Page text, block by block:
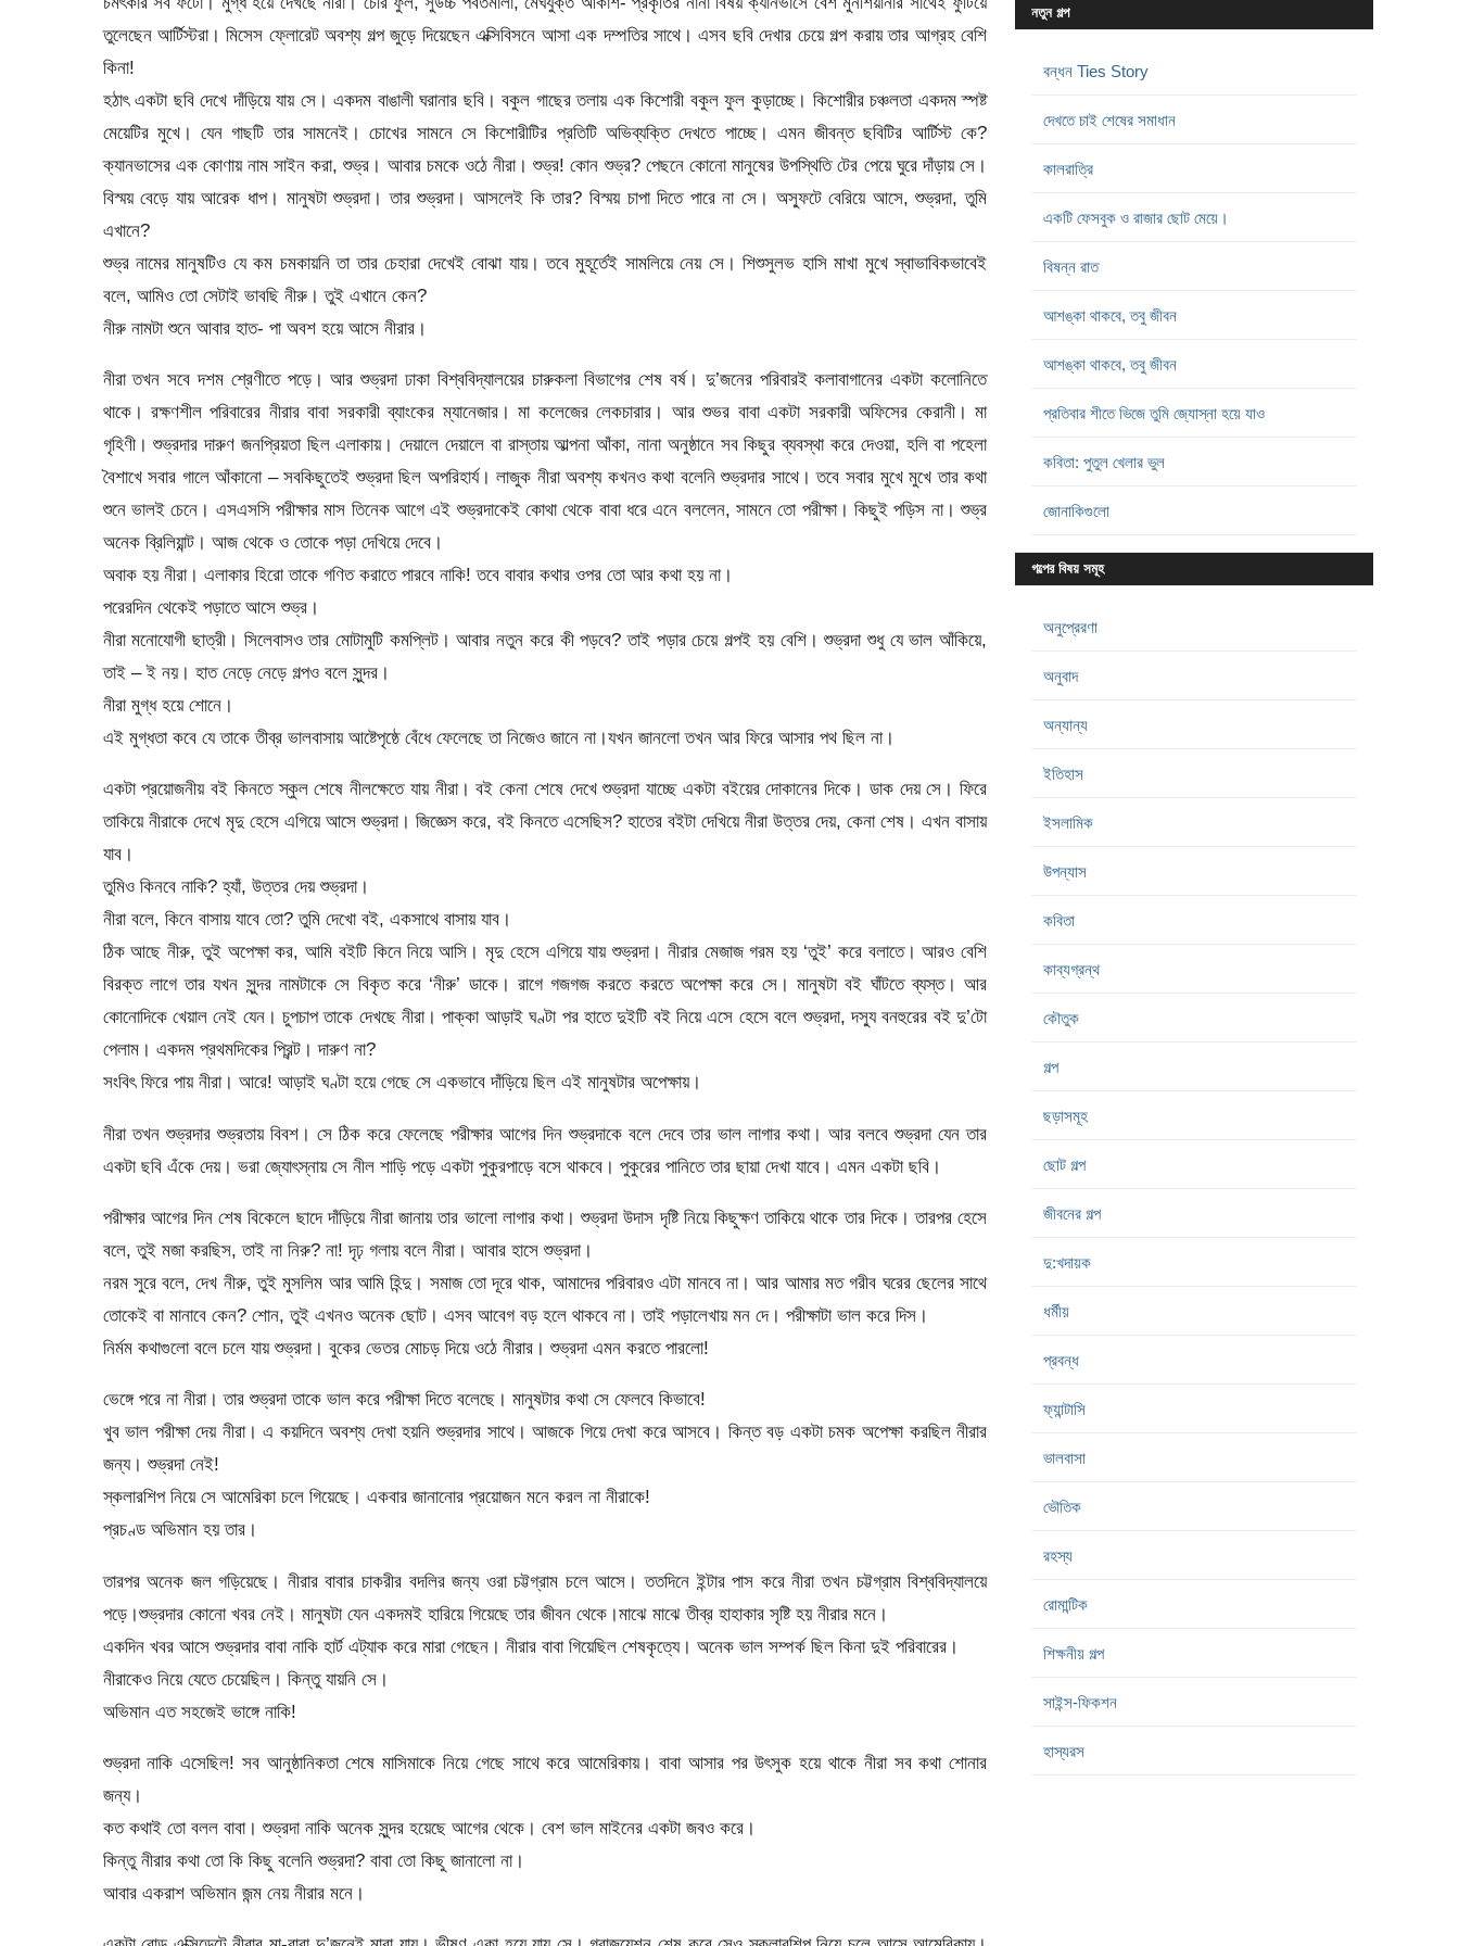
তুলেছেন আর্টিস্টরা। মিসেস ফ্লোরেট অবশ্য গল্প জুড়ে দিয়েছেন এক্সিবিসনে আসা এক দম্পতির সাথে। এসব ছবি দেখার চেয়ে গল্প করায় তার আগ্রহ বেশি
কিনা!
হঠাৎ একটা ছবি দেখে দাঁড়িয়ে যায় সে। একদম বাঙালী ঘরানার ছবি। বকুল গাছের তলায় এক কিশোরী বকুল ফুল কুড়াচ্ছে। কিশোরীর চঞ্চলতা একদম স্পষ্ট
মেয়েটির মুখে। যেন গাছটি তার সামনেই। চোখের সামনে সে কিশোরীটির প্রতিটি অভিব্যক্তি দেখতে পাচ্ছে। এমন জীবন্ত ছবিটির আর্টিস্ট কে?
ক্যানভাসের এক কোণায় নাম সাইন করা, শুভ্র। আবার চমকে ওঠে নীরা। শুভ্র! কোন শুভ্র? পেছনে কোনো মানুষের উপস্থিতি টের পেয়ে ঘুরে দাঁড়ায় সে।
বিস্ময় বেড়ে যায় আরেক ধাপ। মানুষটা শুভ্রদা। তার শুভ্রদা। আসলেই কি তার? বিস্ময় চাপা দিতে পারে না সে। অস্ফুটে বেরিয়ে আসে, শুভ্রদা, তুমি
এখানে?
শুভ্র নামের মানুষটিও যে কম চমকায়নি তা তার চেহারা দেখেই বোঝা যায়। তবে মুহূর্তেই সামলিয়ে নেয় সে। শিশুসুলভ হাসি মাখা মুখে স্বাভাবিকভাবেই
বলে, আমিও তো সেটাই ভাবছি নীরু। তুই এখানে কেন?
নীরু নামটা শুনে আবার হাত- পা অবশ হয়ে আসে নীরার।
নীরা তখন সবে দশম শ্রেণীতে পড়ে। আর শুভ্রদা ঢাকা বিশ্ববিদ্যালয়ের চারুকলা বিভাগের শেষ বর্ষ। দু’জনের পরিবারই কলাবাগানের একটা কলোনিতে
থাকে। রক্ষণশীল পরিবারের নীরার বাবা সরকারী ব্যাংকের ম্যানেজার। মা কলেজের লেকচারার। আর শুভর বাবা একটা সরকারী অফিসের কেরানী। মা
গৃহিণী। শুভ্রদার দারুণ জনপ্রিয়তা ছিল এলাকায়। দেয়ালে দেয়ালে বা রাস্তায় আল্পনা আঁকা, নানা অনুষ্ঠানে সব কিছুর ব্যবস্থা করে দেওয়া, হলি বা পহেলা
বৈশাখে সবার গালে আঁকানো – সবকিছুতেই শুভ্রদা ছিল অপরিহার্য। লাজুক নীরা অবশ্য কখনও কথা বলেনি শুভ্রদার সাথে। তবে সবার মুখে মুখে তার কথা
শুনে ভালই চেনে। এসএসসি পরীক্ষার মাস তিনেক আগে এই শুভ্রদাকেই কোথা থেকে বাবা ধরে এনে বললেন, সামনে তো পরীক্ষা। কিছুই পড়িস না। শুভ্র
অনেক ব্রিলিয়ান্ট। আজ থেকে ও তোকে পড়া দেখিয়ে দেবে।
অবাক হয় নীরা। এলাকার হিরো তাকে গণিত করাতে পারবে নাকি! তবে বাবার কথার ওপর তো আর কথা হয় না।
পরেরদিন থেকেই পড়াতে আসে শুভ্র।
নীরা মনোযোগী ছাত্রী। সিলেবাসও তার মোটামুটি কমপ্লিট। আবার নতুন করে কী পড়বে? তাই পড়ার চেয়ে গল্পই হয় বেশি। শুভ্রদা শুধু যে ভাল আঁকিয়ে,
তাই – ই নয়। হাত নেড়ে নেড়ে গল্পও বলে সুন্দর।
নীরা মুগ্ধ হয়ে শোনে।
এই মুগ্ধতা কবে যে তাকে তীব্র ভালবাসায় আষ্টেপৃষ্ঠে বেঁধে ফেলেছে তা নিজেও জানে না।যখন জানলো তখন আর ফিরে আসার পথ ছিল না।
একটা প্রয়োজনীয় বই কিনতে স্কুল শেষে নীলক্ষেতে যায় নীরা। বই কেনা শেষে দেখে শুভ্রদা যাচ্ছে একটা বইয়ের দোকানের দিকে। ডাক দেয় সে। ফিরে
তাকিয়ে নীরাকে দেখে মৃদু হেসে এগিয়ে আসে শুভ্রদা। জিজ্ঞেস করে, বই কিনতে এসেছিস? হাতের বইটা দেখিয়ে নীরা উত্তর দেয়, কেনা শেষ। এখন বাসায়
যাব।
তুমিও কিনবে নাকি? হ্যাঁ, উত্তর দেয় শুভ্রদা।
নীরা বলে, কিনে বাসায় যাবে তো? তুমি দেখো বই, একসাথে বাসায় যাব।
ঠিক আছে নীরু, তুই অপেক্ষা কর, আমি বইটি কিনে নিয়ে আসি। মৃদু হেসে এগিয়ে যায় শুভ্রদা। নীরার মেজাজ গরম হয় ‘তুই’ করে বলাতে। আরও বেশি
বিরক্ত লাগে তার যখন সুন্দর নামটাকে সে বিকৃত করে ‘নীরু’ ডাকে। রাগে গজগজ করতে করতে অপেক্ষা করে সে। মানুষটা বই ঘাঁটতে ব্যস্ত। আর
কোনোদিকে খেয়াল নেই যেন। চুপচাপ তাকে দেখছে নীরা। পাক্কা আড়াই ঘণ্টা পর হাতে দুইটি বই নিয়ে এসে হেসে বলে শুভ্রদা, দস্যু বনহুরের বই দু’টো
পেলাম। একদম প্রথমদিকের প্রিন্ট। দারুণ না?
সংবিৎ ফিরে পায় নীরা। আরে! আড়াই ঘণ্টা হয়ে গেছে সে একভাবে দাঁড়িয়ে ছিল এই মানুষটার অপেক্ষায়।
নীরা তখন শুভ্রদার শুভ্রতায় বিবশ। সে ঠিক করে ফেলেছে পরীক্ষার আগের দিন শুভ্রদাকে বলে দেবে তার ভাল লাগার কথা। আর বলবে শুভ্রদা যেন তার
একটা ছবি এঁকে দেয়। ভরা জ্যোৎস্নায় সে নীল শাড়ি পড়ে একটা পুকুরপাড়ে বসে থাকবে। পুকুরের পানিতে তার ছায়া দেখা যাবে। এমন একটা ছবি।
পরীক্ষার আগের দিন শেষ বিকেলে ছাদে দাঁড়িয়ে নীরা জানায় তার ভালো লাগার কথা। শুভ্রদা উদাস দৃষ্টি নিয়ে কিছুক্ষণ তাকিয়ে থাকে তার দিকে। তারপর হেসে
বলে, তুই মজা করছিস, তাই না নিরু? না! দৃঢ় গলায় বলে নীরা। আবার হাসে শুভ্রদা।
নরম সুরে বলে, দেখ নীরু, তুই মুসলিম আর আমি হিন্দু। সমাজ তো দূরে থাক, আমাদের পরিবারও এটা মানবে না। আর আমার মত গরীব ঘরের ছেলের সাথে
তোকেই বা মানাবে কেন? শোন, তুই এখনও অনেক ছোট। এসব আবেগ বড় হলে থাকবে না। তাই পড়ালেখায় মন দে। পরীক্ষাটা ভাল করে দিস।
নির্মম কথাগুলো বলে চলে যায় শুভ্রদা। বুকের ভেতর মোচড় দিয়ে ওঠে নীরার। শুভ্রদা এমন করতে পারলো!
ভেঙ্গে পরে না নীরা। তার শুভ্রদা তাকে ভাল করে পরীক্ষা দিতে বলেছে। মানুষটার কথা সে ফেলবে কিভাবে!
খুব ভাল পরীক্ষা দেয় নীরা। এ কয়দিনে অবশ্য দেখা হয়নি শুভ্রদার সাথে। আজকে গিয়ে দেখা করে আসবে। কিন্ত বড় একটা চমক অপেক্ষা করছিল নীরার
জন্য। শুভ্রদা নেই!
স্কলারশিপ নিয়ে সে আমেরিকা চলে গিয়েছে। একবার জানানোর প্রয়োজন মনে করল না নীরাকে!
প্রচণ্ড অভিমান হয় তার।
তারপর অনেক জল গড়িয়েছে। নীরার বাবার চাকরীর বদলির জন্য ওরা চট্টগ্রাম চলে আসে। ততদিনে ইন্টার পাস করে নীরা তখন চট্টগ্রাম বিশ্ববিদ্যালয়ে
পড়ে।শুভ্রদার কোনো খবর নেই। মানুষটা যেন একদমই হারিয়ে গিয়েছে তার জীবন থেকে।মাঝে মাঝে তীব্র হাহাকার সৃষ্টি হয় নীরার মনে।
একদিন খবর আসে শুভ্রদার বাবা নাকি হার্ট এট্যাক করে মারা গেছেন। নীরার বাবা গিয়েছিল শেষকৃত্যে। অনেক ভাল সম্পর্ক ছিল কিনা দুই পরিবারের।
নীরাকেও নিয়ে যেতে চেয়েছিল। কিন্তু যায়নি সে।
অভিমান এত সহজেই ভাঙ্গে নাকি!
শুভ্রদা নাকি এসেছিল! সব আনুষ্ঠানিকতা শেষে মাসিমাকে নিয়ে গেছে সাথে করে আমেরিকায়। বাবা আসার পর উৎসুক হয়ে থাকে নীরা সব কথা শোনার
জন্য।
কত কথাই তো বলল বাবা। শুভ্রদা নাকি অনেক সুন্দর হয়েছে আগের থেকে। বেশ ভাল মাইনের একটা জবও করে।
কিন্তু নীরার কথা তো কি কিছু বলেনি শুভ্রদা? বাবা তো কিছু জানালো না।
আবার একরাশ অভিমান জন্ম নেয় নীরার মনে।
নতুন গল্প
বন্ধন Ties Story
দেখতে চাই শেষের সমাধান
কালরাত্রি
একটি ফেসবুক ও রাজার ছোট মেয়ে।
বিষন্ন রাত
আশঙ্কা থাকবে, তবু জীবন
আশঙ্কা থাকবে, তবু জীবন
প্রতিবার শীতে ভিজে তুমি জ্যোস্না হয়ে যাও
কবিতা: পুতুল খেলার ভুল
জোনাকিগুলো
গল্পের বিষয় সমূহ
অনুপ্রেরণা
অনুবাদ
অন্যান্য
ইতিহাস
ইসলামিক
উপন্যাস
কবিতা
কাব্যগ্রন্থ
কৌতুক
গল্প
ছড়াসমূহ
ছোট গল্প
জীবনের গল্প
দু:খদায়ক
ধর্মীয়
প্রবন্ধ
ফ্যান্টাসি
ভালবাসা
ভৌতিক
রহস্য
রোমান্টিক
শিক্ষনীয় গল্প
সাইন্স-ফিকশন
হাস্যরস